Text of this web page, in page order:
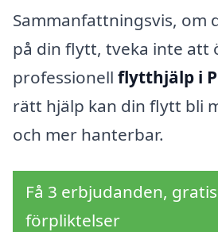
Sammanfattningsvis, om
på din flytt, tveka inte att
professionell flytthjälp i
rätt hjälp kan din flytt bli
och mer hanterbar.
Få 3 erbjudanden,
förpliktelser